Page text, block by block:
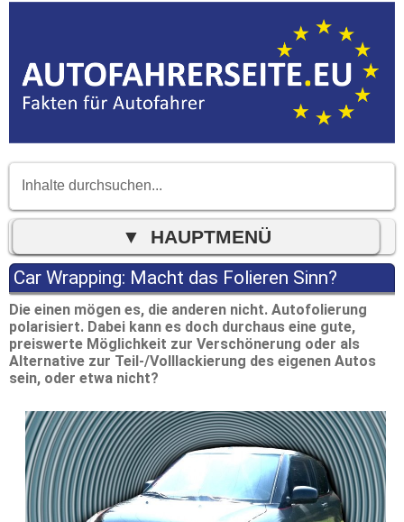
Car Wrapping: Macht das Folieren Sinn?
Die einen mögen es, die anderen nicht. Autofolierung
polarisiert. Dabei kann es doch durchaus eine gute,
preiswerte Möglichkeit zur Verschönerung oder als
Alternative zur Teil-/Volllackierung des eigenen Autos
sein, oder etwa nicht?